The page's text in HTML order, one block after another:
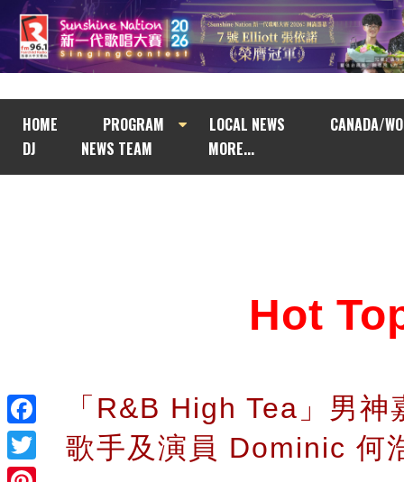
HOME PROGRAM LOCAL NEWS
CANADA/
DJ
NEWS TEAM MORE...
Facebook
Twitter
Hot
「R&B High Tea」男
歌手及演員 Dominic 何